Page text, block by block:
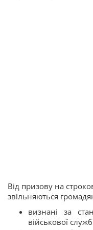
Від призову на
звільняються
визнані за
військової